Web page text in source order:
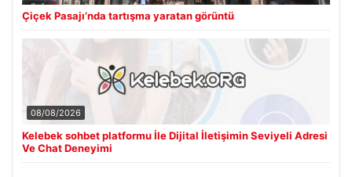
Çiçek Pasajı’nda tartışma yaratan görüntü
08/08/2026
Kelebek sohbet platformu İle Dijital İletişimin Seviyeli Adresi
Ve Chat Deneyimi